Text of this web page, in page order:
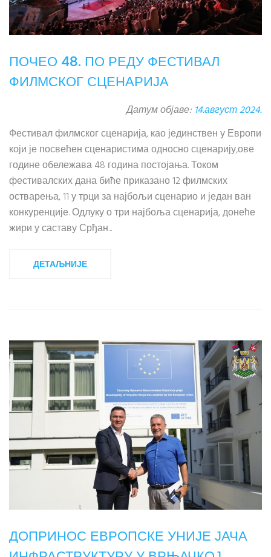
ПОЧЕО 48. ПО РЕДУ ФЕСТИВАЛ
ФИЛМСКОГ СЦЕНАРИЈА
Датум објаве:14.август 2024.
Фестивал филмског сценарија, као јединствен у Европи
који је посвећен сценаристима односно сценарију,ове
године обележава 48 година постојања. Током
фестивалских дана биће приказано 12 филмских
остварења, 11 у трци за најбољи сценарио и један ван
конкуренције. Одлуку о три најбоља сценарија, донеће
жири у саставу Срђан...
ДЕТАЉНИЈЕ
ДОПРИНОС ЕВРОПСКЕ УНИЈЕ ЈАЧА